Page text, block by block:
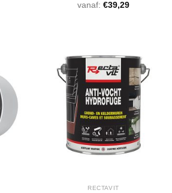
vanaf: €39,29
RECTAVIT